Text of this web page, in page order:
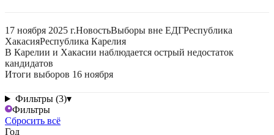
17 ноября 2025 г.НовостьВыборы вне ЕДГРеспублика
ХакасияРеспублика Карелия
В Карелии и Хакасии наблюдается острый недостаток
кандидатов
Итоги выборов 16 ноября
Фильтры (3)▾
Фильтры
Сбросить всё
Год